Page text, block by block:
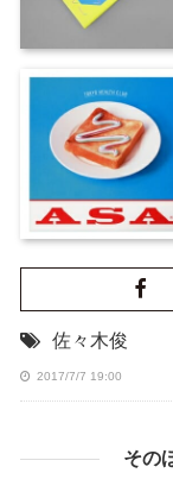
佐々木俊
2017/7/7 19:00
その